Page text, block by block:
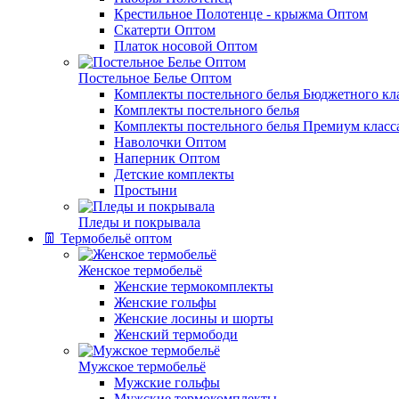
Крестильное Полотенце - крыжма Оптом
Скатерти Оптом
Платок носовой Оптом
Постельное Белье Оптом
Комплекты постельного белья Бюджетного
Комплекты постельного белья
Комплекты постельного белья Премиум
Наволочки Оптом
Наперник Оптом
Детские комплекты
Простыни
Пледы и покрывала
👖 Термобельё оптом
Женское термобельё
Женские термокомплекты
Женские гольфы
Женские лосины и шорты
Женский термободи
Мужское термобельё
Мужские гольфы